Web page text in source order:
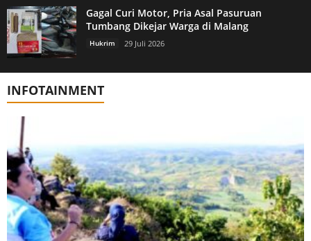
Gagal Curi Motor, Pria Asal Pasuruan
Tumbang Dikejar Warga di Malang
Hukrim 29 Juli 2026
INFOTAINMENT